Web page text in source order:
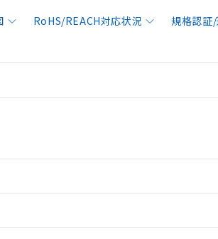
RoHS/REACH対応状況 規格認証